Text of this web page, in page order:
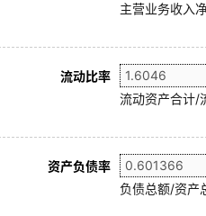
主营业务收入
流动比率
流动资产合计/
资产负债率
负债总额/资产